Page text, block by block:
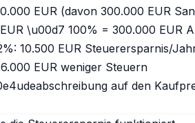
EUR (davon 300.000 EUR
\u00d7 100% = 300.000 EUR
10.500 EUR Steuerersparnis/
EUR weniger Steuern
auf den